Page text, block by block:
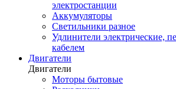
электростанции
Аккумуляторы
Светильники разное
Удлинители электрические,
кабелем
Двигатели
Двигатели
Моторы бытовые